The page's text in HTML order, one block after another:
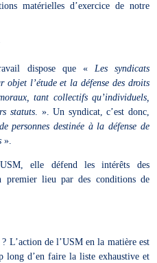
matérielles d’exercice de notre
dispose que « Les syndicats
objet l’étude et la défense des droits
tant collectifs qu’individuels,
statuts. ». Un syndicat, c’est donc,
personnes destinée à la défense de
».
elle défend les intérêts des
premier lieu par des conditions de
L’action de l’USM en la matière est
long d’en faire la liste exhaustive et